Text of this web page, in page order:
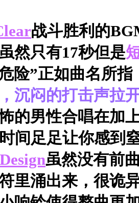
战斗胜利的
然只有17秒但是
险”正如曲名所
沉闷的打击声拉
的男性合唱在加
间足足让你感到
虽然没有前
里涌出来，很诡